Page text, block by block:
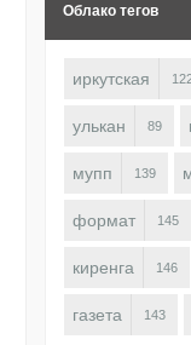
Облако тегов
иркутская
улькан 89
мупп 139
формат 145
киренга 146
газета 143